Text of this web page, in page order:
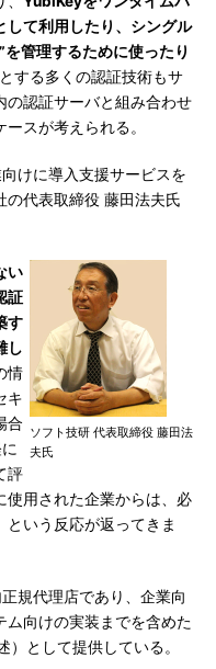
して利用したり、シングル
管理するために使ったり
する多くの認証技術もサ
の認証サーバと組み合わせ
スが考えられる。
けに導入支援サービスを
の代表取締役 藤田法夫氏
ソフト技研 代表取締役 藤田法
夫氏
い
証
す
し
情
キ
合
評
使用された企業からは、必
いう反応が返ってきま
規代理店であり、企業向
ム向けの実装までを含めた
として提供している。